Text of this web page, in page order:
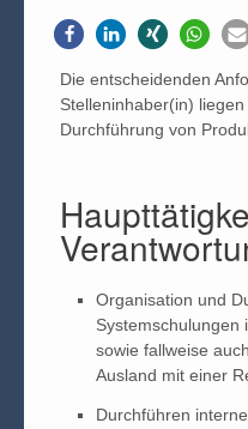
Die entscheidenden
Stelleninhaber(in)
Durchführung von
Organisation und
Systemschulungen
sowie fallweise
Ausland mit einer
Durchführen